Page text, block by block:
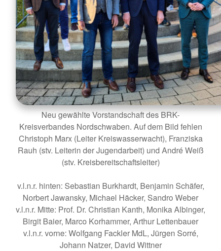
Neu gewählte Vorstandschaft des BRK-
Kreisverbandes Nordschwaben. Auf dem Bild fehlen
Christoph Marx (Leiter Kreiswasserwacht), Franziska
Rauh (stv. Leiterin der Jugendarbeit) und André Weiß
(stv. Kreisbereitschaftsleiter)
v.l.n.r. hinten: Sebastian Burkhardt, Benjamin Schäfer,
Norbert Jawansky, Michael Häcker, Sandro Weber
v.l.n.r. Mitte: Prof. Dr. Christian Kanth, Monika Albinger,
Birgit Baier, Marco Korhammer, Arthur Lettenbauer
v.l.n.r. vorne: Wolfgang Fackler MdL, Jürgen Sorré,
Johann Natzer, David Wittner